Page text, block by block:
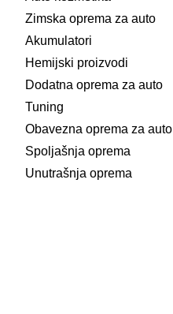
Zimska oprema za auto
Akumulatori
Hemijski proizvodi
Dodatna oprema za auto
Tuning
Obavezna oprema za auto
Spoljašnja oprema
Unutrašnja oprema